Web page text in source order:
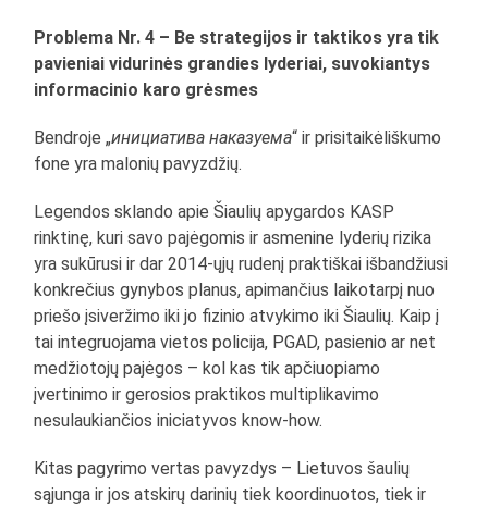
Problema Nr. 4 – Be strategijos ir taktikos yra tik
pavieniai vidurinės grandies lyderiai, suvokiantys
informacinio karo grėsmes
Bendroje „инициатива наказуема“ ir prisitaikėliškumo
fone yra malonių pavyzdžių.
Legendos sklando apie Šiaulių apygardos KASP
rinktinę, kuri savo pajėgomis ir asmenine lyderių rizika
yra sukūrusi ir dar 2014-ųjų rudenį praktiškai išbandžiusi
konkrečius gynybos planus, apimančius laikotarpį nuo
priešo įsiveržimo iki jo fizinio atvykimo iki Šiaulių. Kaip į
tai integruojama vietos policija, PGAD, pasienio ar net
medžiotojų pajėgos – kol kas tik apčiuopiamo
įvertinimo ir gerosios praktikos multiplikavimo
nesulaukiančios iniciatyvos know-how.
Kitas pagyrimo vertas pavyzdys – Lietuvos šaulių
sąjunga ir jos atskirų darinių tiek koordinuotos, tiek ir